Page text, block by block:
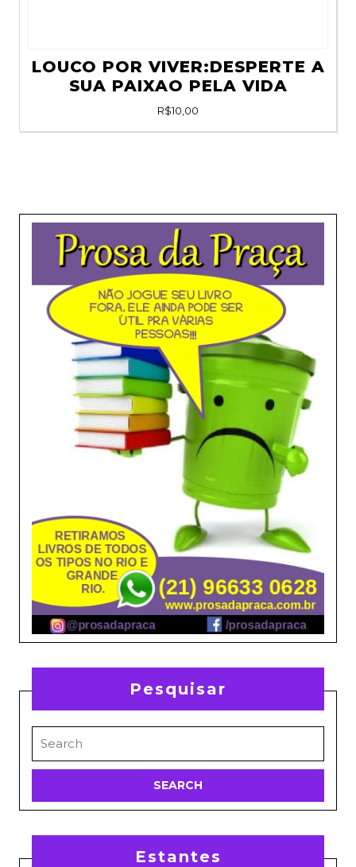
LOUCO POR VIVER:DESPERTE A
SUA PAIXAO PELA VIDA
R$10,00
Pesquisar
for:
Estantes